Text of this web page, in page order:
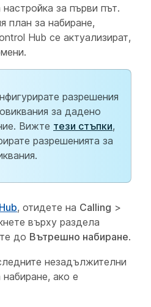
за първи път.
план за набиране,
Hub се актуализират,
разрешения
за дадено
Вижте тези стъпки,
разрешенията за
, отидете на Calling >
върху раздела
до Вътрешно набиране.
незадължителни
ако е